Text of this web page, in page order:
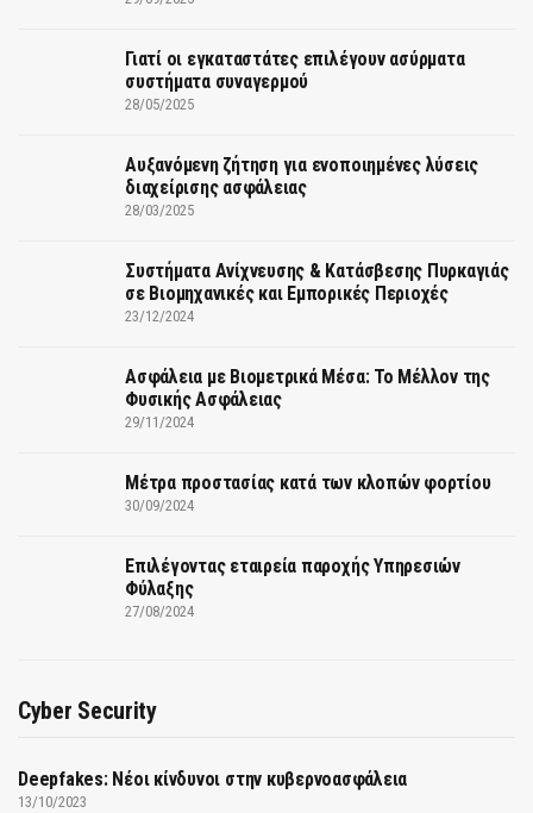
Γιατί οι εγκαταστάτες επιλέγουν ασύρματα
συστήματα συναγερμού
28/05/2025
Αυξανόμενη ζήτηση για ενοποιημένες λύσεις
διαχείρισης ασφάλειας
28/03/2025
Συστήματα Ανίχνευσης & Κατάσβεσης Πυρκαγιάς
σε Βιομηχανικές και Εμπορικές Περιοχές
23/12/2024
Ασφάλεια με Βιομετρικά Μέσα: Το Μέλλον της
Φυσικής Ασφάλειας
29/11/2024
Μέτρα προστασίας κατά των κλοπών φορτίου
30/09/2024
Επιλέγοντας εταιρεία παροχής Υπηρεσιών
Φύλαξης
27/08/2024
Cyber Security
Deepfakes: Νέοι κίνδυνοι στην κυβερνοασφάλεια
13/10/2023